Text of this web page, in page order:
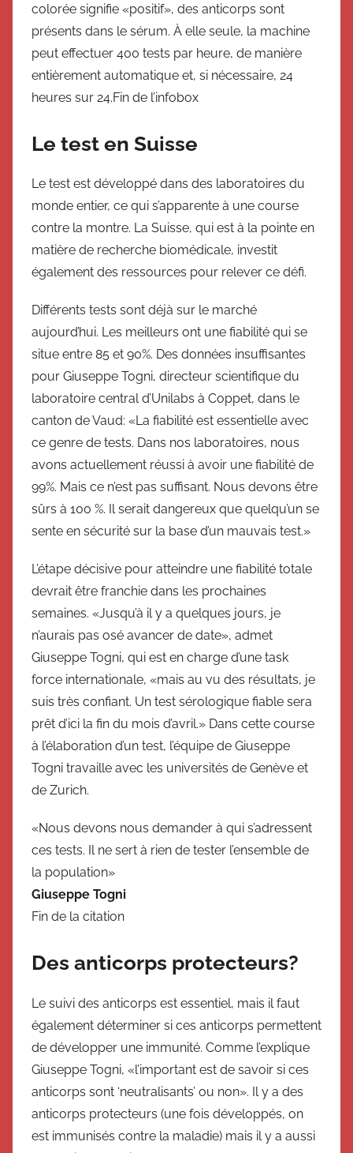
colorée signifie «positif», des anticorps sont
présents dans le sérum. À elle seule, la machine
peut effectuer 400 tests par heure, de manière
entièrement automatique et, si nécessaire, 24
heures sur 24.Fin de l’infobox
Le test en Suisse
Le test est développé dans des laboratoires du
monde entier, ce qui s’apparente à une course
contre la montre. La Suisse, qui est à la pointe en
matière de recherche biomédicale, investit
également des ressources pour relever ce défi.
Différents tests sont déjà sur le marché
aujourd’hui. Les meilleurs ont une fiabilité qui se
situe entre 85 et 90%. Des données insuffisantes
pour Giuseppe Togni, directeur scientifique du
laboratoire central d’Unilabs à Coppet, dans le
canton de Vaud: «La fiabilité est essentielle avec
ce genre de tests. Dans nos laboratoires, nous
avons actuellement réussi à avoir une fiabilité de
99%. Mais ce n’est pas suffisant. Nous devons être
sûrs à 100 %. Il serait dangereux que quelqu’un se
sente en sécurité sur la base d’un mauvais test.»
L’étape décisive pour atteindre une fiabilité totale
devrait être franchie dans les prochaines
semaines. «Jusqu’à il y a quelques jours, je
n’aurais pas osé avancer de date», admet
Giuseppe Togni, qui est en charge d’une task
force internationale, «mais au vu des résultats, je
suis très confiant. Un test sérologique fiable sera
prêt d’ici la fin du mois d’avril.» Dans cette course
à l’élaboration d’un test, l’équipe de Giuseppe
Togni travaille avec les universités de Genève et
de Zurich.
«Nous devons nous demander à qui s’adressent
ces tests. Il ne sert à rien de tester l’ensemble de
la population»
Giuseppe Togni
Fin de la citation
Des anticorps protecteurs?
Le suivi des anticorps est essentiel, mais il faut
également déterminer si ces anticorps permettent
de développer une immunité. Comme l’explique
Giuseppe Togni, «l’important est de savoir si ces
anticorps sont ‘neutralisants’ ou non». Il y a des
anticorps protecteurs (une fois développés, on
est immunisés contre la maladie) mais il y a aussi